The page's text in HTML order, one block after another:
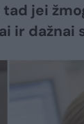
jei
ir dažnai